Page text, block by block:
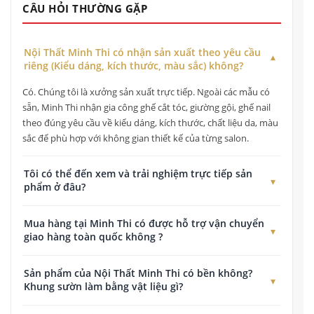
CÂU HỎI THƯỜNG GẶP
Nội Thất Minh Thi có nhận sản xuất theo yêu cầu
riêng (Kiểu dáng, kích thước, màu sắc) không?
Có. Chúng tôi là xưởng sản xuất trực tiếp. Ngoài các mẫu có
sẵn, Minh Thi nhận gia công ghế cắt tóc, giường gội, ghế nail
theo đúng yêu cầu về kiểu dáng, kích thước, chất liệu da, màu
sắc để phù hợp với không gian thiết kế của từng salon.
Tôi có thể đến xem và trải nghiệm trực tiếp sản
phẩm ở đâu?
trực tiếp tất cả các dòng sản phẩm tại Showroom của chúng
tôi ở địa chỉ: 178 Đường Vĩnh Lộc, Tân Vĩnh Lộc, TP. Hồ Chí
Mua hàng tại Minh Thi có được hỗ trợ vận chuyển
giao hàng toàn quốc không ?
toàn quốc. Chúng tôi có chính sách hỗ trợ chi phí vận chuyển
tối ưu cho các đơn hàng tại TP. Hồ Chí Minh và hỗ trợ gửi
Sản phẩm của Nội Thất Minh Thi có bền không?
Khung sườn làm bằng vật liệu gì?